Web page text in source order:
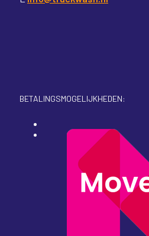
BETALINGSMOGELIJKHEDEN: